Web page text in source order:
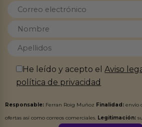
He leído y acepto elAviso
política de privacidad
Responsable: Ferran Roig Muñoz Finalidad: envío
ofertas así como correos comerciales. Legitimación: